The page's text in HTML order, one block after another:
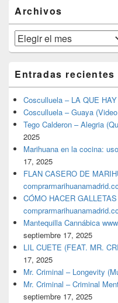
lateral
primaria
Archivos
Archivos
Entradas recientes
Cosculluela – LA QUE
Cosculluela – Guaya
Tego Calderon – Alegria
2025
Marihuana en la cocina:
17, 2025
FLAN CASERO DE
CÓMO HACER
Mantequilla Cannábica
septiembre 17, 2025
LIL CUETE (FEAT. MR.
17, 2025
Mr. Criminal – Longevity
Mr. Criminal – Criminal
septiembre 17, 2025